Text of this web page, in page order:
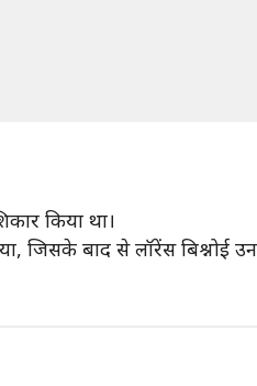
किया था।
जिसके बाद से लॉरेंस बिश्नोई